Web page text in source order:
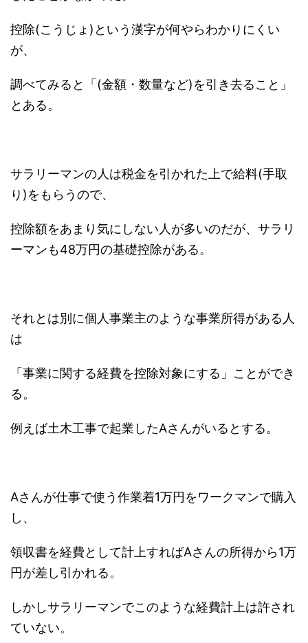
控除(こうじょ)という漢字が何やらわかりにくい
が、
調べてみると「(金額・数量など)を引き去ること」
とある。
サラリーマンの人は税金を引かれた上で給料(手取
り)をもらうので、
控除額をあまり気にしない人が多いのだが、サラリ
ーマンも48万円の基礎控除がある。
それとは別に個人事業主のような事業所得がある人
は
「事業に関する経費を控除対象にする」ことができ
る。
例えば土木工事で起業したAさんがいるとする。
Aさんが仕事で使う作業着1万円をワークマンで購入
し、
領収書を経費として計上すればAさんの所得から1万
円が差し引かれる。
しかしサラリーマンでこのような経費計上は許され
ていない。